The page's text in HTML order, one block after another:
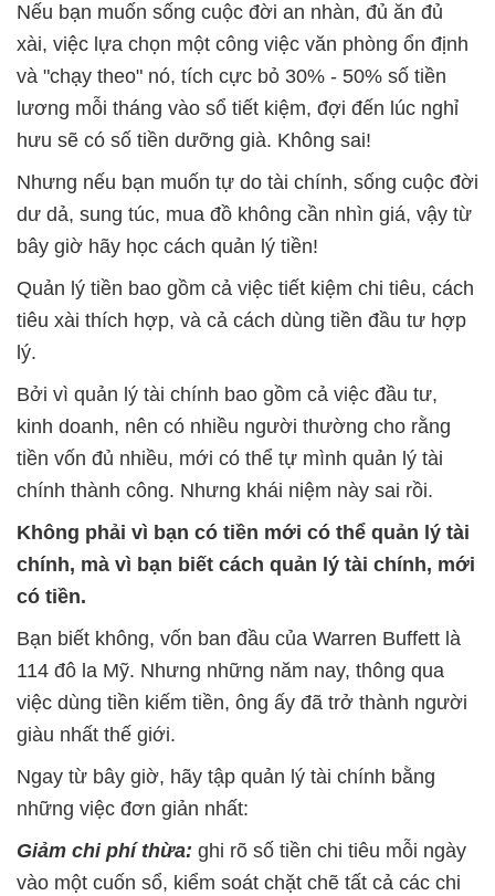
Nếu bạn muốn sống cuộc đời an nhàn, đủ ăn đủ
xài, việc lựa chọn một công việc văn phòng ổn định
và "chạy theo" nó, tích cực bỏ 30% - 50% số tiền
lương mỗi tháng vào sổ tiết kiệm, đợi đến lúc nghỉ
hưu sẽ có số tiền dưỡng già. Không sai!
Nhưng nếu bạn muốn tự do tài chính, sống cuộc đời
dư dả, sung túc, mua đồ không cần nhìn giá, vậy từ
bây giờ hãy học cách quản lý tiền!
Quản lý tiền bao gồm cả việc tiết kiệm chi tiêu, cách
tiêu xài thích hợp, và cả cách dùng tiền đầu tư hợp
lý.
Bởi vì quản lý tài chính bao gồm cả việc đầu tư,
kinh doanh, nên có nhiều người thường cho rằng
tiền vốn đủ nhiều, mới có thể tự mình quản lý tài
chính thành công. Nhưng khái niệm này sai rồi.
Không phải vì bạn có tiền mới có thể quản lý tài
chính, mà vì bạn biết cách quản lý tài chính, mới
có tiền.
Bạn biết không, vốn ban đầu của Warren Buffett là
114 đô la Mỹ. Nhưng những năm nay, thông qua
việc dùng tiền kiếm tiền, ông ấy đã trở thành người
giàu nhất thế giới.
Ngay từ bây giờ, hãy tập quản lý tài chính bằng
những việc đơn giản nhất:
Giảm chi phí thừa: ghi rõ số tiền chi tiêu mỗi ngày
vào một cuốn sổ, kiểm soát chặt chẽ tất cả các chi